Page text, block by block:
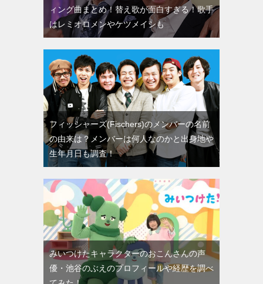
ィング曲まとめ！替え歌が面白すぎる！歌手
はレミオロメンやケツメイシも
フィッシャーズ(Fischers)のメンバーの名前
の由来は？メンバーは何人なのかと出身地や
生年月日も調査！
みいつけたキャラクターのおこんさんの声
優・池谷のぶえのプロフィールや経歴を調べ